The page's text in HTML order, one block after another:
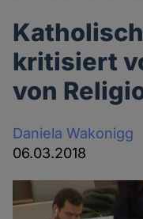
kritisiert
von
Daniela Wakonigg
06.03.2018